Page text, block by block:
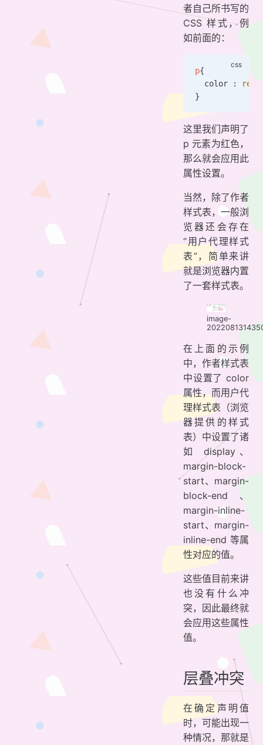
者自己所书写的
CSS 样式，例
如前面的：
p{
  color :
red
}
这里我们声明了
p 元素为红色，
那么就会应用此
属性设置。
当然，除了作者
样式表，一般浏
览器还会存在
“用户代理样式
表”，简单来讲
就是浏览器内置
了一套样式表。
image-
在上面的示例
中，作者样式表
中设置了 color
属性，而用户代
理样式表（浏览
器提供的样式
表）中设置了诸
如 display、
margin-block-
start、margin-
block-end、
margin-inline-
start、margin-
inline-end 等属
性对应的值。
这些值目前来讲
也没有什么冲
突，因此最终就
会应用这些属性
值。
层叠冲突
在确定声明值
时，可能出现一
种情况，那就是